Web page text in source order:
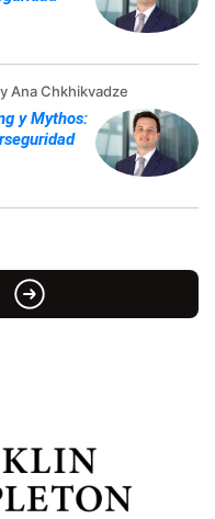
Ana Chkhikvadze
y Mythos: